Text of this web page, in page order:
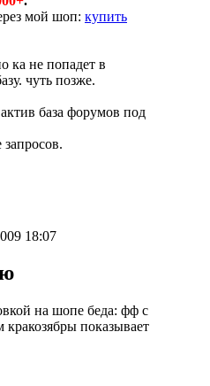
мой шоп: купить
ка не попадет в
чуть позже.
база форумов под
18:07
на шопе беда: фф с
кракозябры показывает